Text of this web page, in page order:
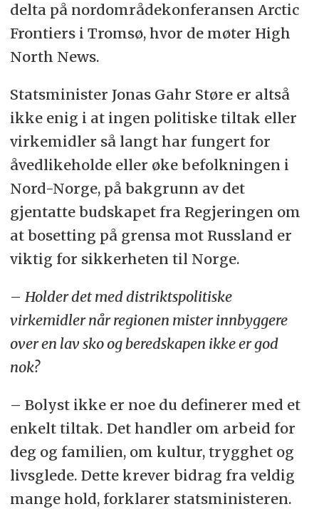
delta på nordområdekonferansen Arctic
Frontiers i Tromsø, hvor de møter High
North News.
Statsminister Jonas Gahr Støre er altså
ikke enig i at ingen politiske tiltak eller
virkemidler så langt har fungert for
åvedlikeholde eller øke befolkningen i
Nord-Norge, på bakgrunn avdet
gjentatte budskapet fra Regjeringen om
at bosetting på grensa mot Russland er
viktig for sikkerheten til Norge.
– Holder det med distriktspolitiske
virkemidler når regionen mister innbyggere
over en lav sko og beredskapen ikke er god
nok?
– Bolyst ikke er noe du definerer med et
enkelt tiltak. Det handler om arbeid for
deg og familien, om kultur, trygghet og
livsglede. Dette krever bidrag fra veldig
mange hold, forklarer statsministeren.